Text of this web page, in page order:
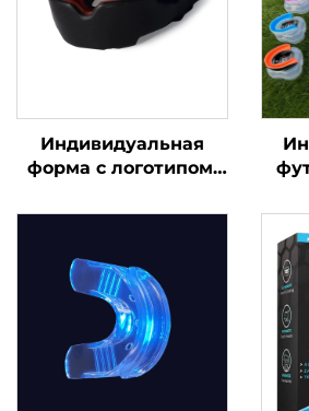
Индивидуальная
форма с логотипом,
разноцветные капы
методом кипячения и
прикусывания, чехол
для брекетов,
спортивная зубная
защита для футбола